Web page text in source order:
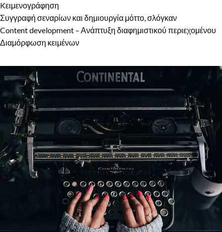
Kειμενογράφηση
Συγγραφή σεναρίων και δημιουργία μόττο, σλόγκαν
Content development – Ανάπτυξη διαφημιστικού περιεχομένου
Διαμόρφωση κειμένων